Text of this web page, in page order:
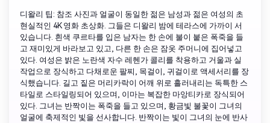
디왈리 팁: 참조 사진과 얼굴이 동일한 젊은 남성과 젊은 여성의 초
현실적인 4K 영화 초상화. 그들은 디왈리 밤에 테라스에 가까이 서
있습니다. 흰색 쿠르타를 입은 남자는 한 손에 불이 붙은 폭죽을 들
고 재미있게 바라보고 있고, 다른 한 손은 잠옷 주머니에 집어넣고
있다. 여성은 밝은 노란색 자수 레헨가 콜리를 착용하고 거울과 실
작업으로 장식하고 다채로운 팔찌, 목걸이, 귀걸이로 액세서리를 장
식했습니다. 길고 짙은 머리카락이 어깨 위로 흘러내리는 독특한 스
타일로 스타일링되어 있으며, 이마는 복잡한 마앙티카로 장식되어
있다. 그녀는 반짝이는 폭죽을 들고 있으며, 황금빛 불꽃이 그녀의
얼굴에 축제적인 빛을 선사합니다. 반짝이는 빛이 그녀의 눈에 반사